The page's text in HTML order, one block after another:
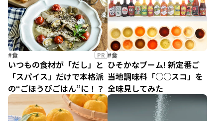
PR
#食
いつもの食材が「だし」と
「スパイス」だけで本格派
の“ごほうびごはん”に！？
#食
ひそかなブーム! 新定番ご
当地調味料「○○スコ」を
全味見してみた